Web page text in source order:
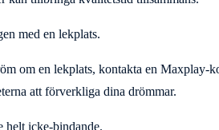
med en lekplats.
om en lekplats, kontakta en Maxplay-
att förverkliga dina drömmar.
helt icke-bindande.